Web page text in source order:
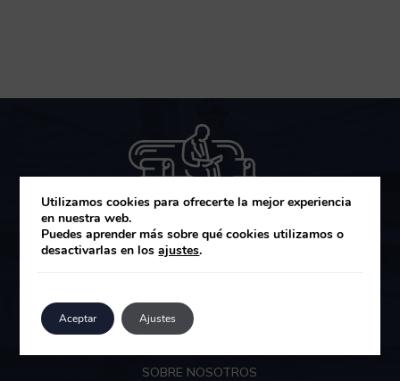
MUZA GESTIÓN DE ACTIVOS SGIIC
Área de clientes
SOBRE NOSOTROS
Utilizamos cookies para ofrecerte la mejor experiencia
en nuestra web.
Puedes aprender más sobre qué cookies utilizamos o
desactivarlas en losajustes.
Aceptar Ajustes